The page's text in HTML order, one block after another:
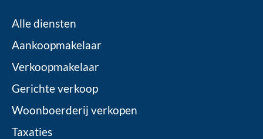
Alle diensten
Aankoopmakelaar
Verkoopmakelaar
Gerichte verkoop
Woonboerderij verkopen
Taxaties